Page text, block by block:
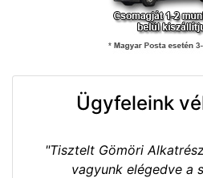
Ügyfeleink
"Tisztelt Gömöri
vagyunk elégedve a